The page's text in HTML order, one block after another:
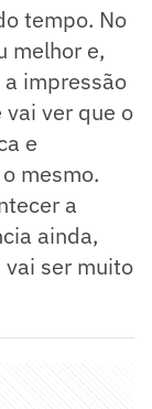
tempo. No
melhor e,
impressão
vai ver que o
e
mesmo.
a
ainda,
vai ser muito